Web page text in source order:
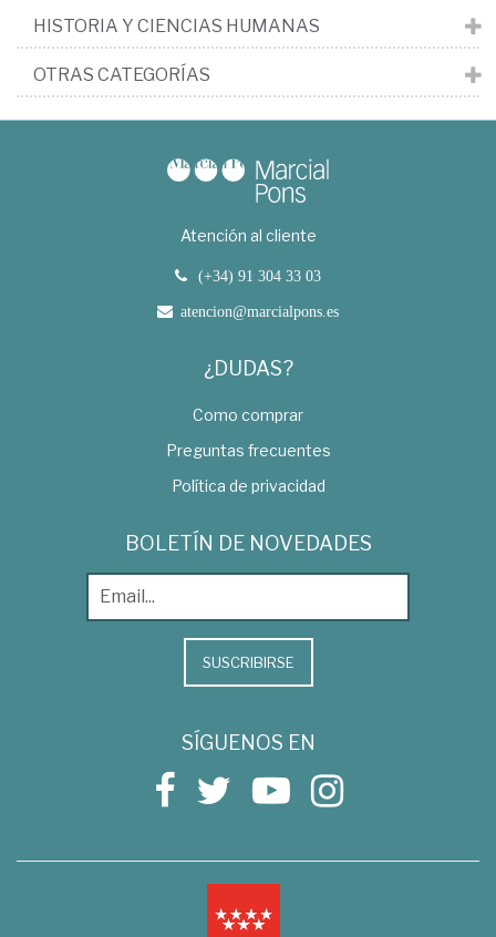
HISTORIA Y CIENCIAS HUMANAS
OTRAS CATEGORÍAS
Atención al cliente
(+34) 91 304 33 03
atencion@marcialpons.es
¿DUDAS?
Como comprar
Preguntas frecuentes
Política de privacidad
BOLETÍN DE NOVEDADES
SUSCRIBIRSE
SÍGUENOS EN